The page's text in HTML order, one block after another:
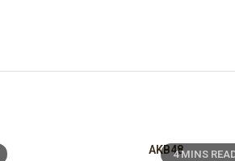
4 MINS
AKB48